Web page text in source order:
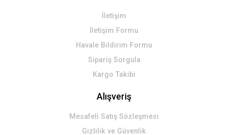
Gönder
İletişim
İletişim Formu
Havale Bildirim Formu
Sipariş Sorgula
Kargo Takibi
Alışveriş
Mesafeli Satış Sözleşmesi
Gizlilik ve Güvenlik